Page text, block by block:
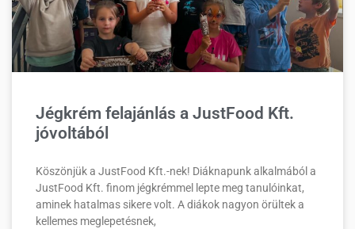
Jégkrém felajánlás a JustFood Kft.
jóvoltából
Köszönjük a JustFood Kft.-nek! Diáknapunk alkalmából a
JustFood Kft. finom jégkrémmel lepte meg tanulóinkat,
aminek hatalmas sikere volt. A diákok nagyon örültek a
kellemes meglepetésnek,